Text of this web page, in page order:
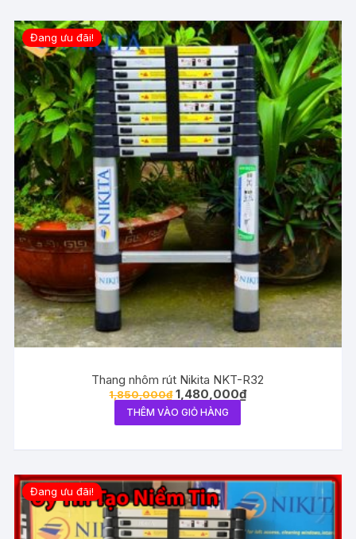
Đang ưu đãi!
Thang nhôm rút Nikita NKT-R32
1,850,000₫ 1,480,000₫
THÊM VÀO GIỎ HÀNG
Đang ưu đãi!